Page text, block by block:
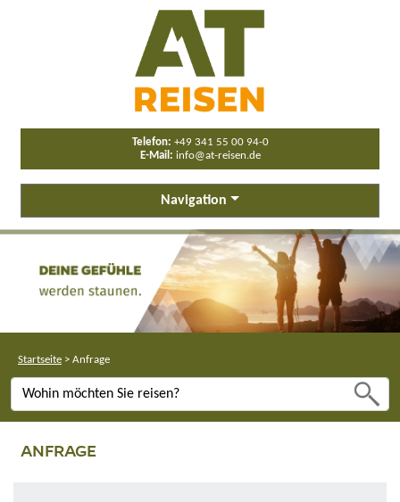
Telefon: +49 341 55 00 94-0
E-Mail: info@at-reisen.de
Navigation
Startseite > Anfrage
ANFRAGE